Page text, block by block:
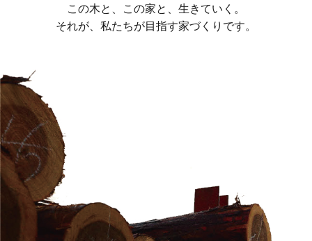
この木と、この家と、生きていく。
それが、私たちが目指す家づくりです。